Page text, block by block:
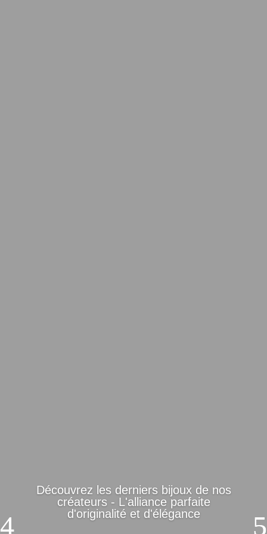
Découvrez les derniers bijoux de nos
créateurs - L'alliance parfaite
d'originalité et d'élégance